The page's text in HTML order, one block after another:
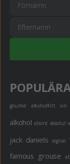
gourme alkoholfritt vin
alkohol absint absolut
jack daniels cognac
famous grouse